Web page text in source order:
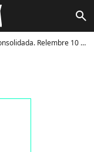
search
conquistas de sua carreira! - Foto